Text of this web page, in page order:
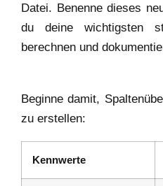
Datei. Benenne dieses
du deine wichtigsten
berechnen und
Beginne damit,
zu erstellen:
Kennwerte